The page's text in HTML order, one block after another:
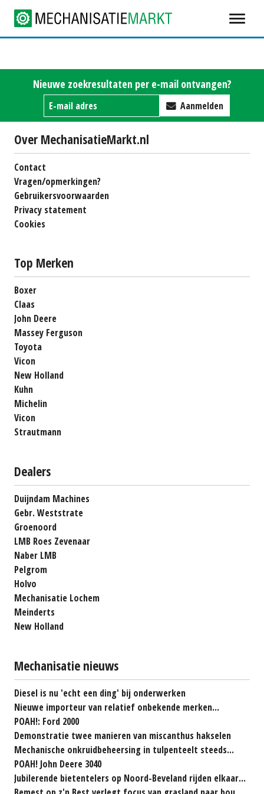
Nieuwe zoekresultaten per e-mail ontvangen?
Aanmelden
Over MechanisatieMarkt.nl
Contact
Vragen/opmerkingen?
Gebruikersvoorwaarden
Privacy statement
Cookies
Top Merken
Boxer
Claas
John Deere
Massey Ferguson
Toyota
Vicon
New Holland
Kuhn
Michelin
Vicon
Strautmann
Dealers
Duijndam Machines
Gebr. Weststrate
Groenoord
LMB Roes Zevenaar
Naber LMB
Pelgrom
Holvo
Mechanisatie Lochem
Meinderts
New Holland
Mechanisatie nieuws
Diesel is nu 'echt een ding' bij onderwerken
Nieuwe importeur van relatief onbekende merken...
POAH!: Ford 2000
Demonstratie twee manieren van miscanthus hakselen
Mechanische onkruidbeheersing in tulpenteelt steeds...
POAH! John Deere 3040
Jubilerende bietentelers op Noord-Beveland rijden elkaar...